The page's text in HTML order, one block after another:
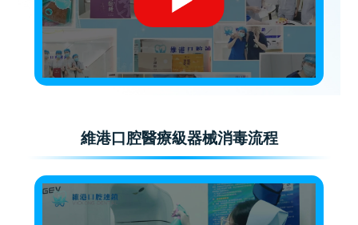
維港口腔醫療級器械消毒流程